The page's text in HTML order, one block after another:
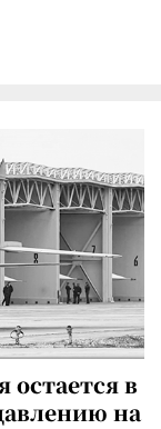
остается в
на